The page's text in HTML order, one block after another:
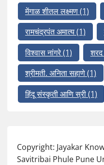
मेंगाळ शीतल लक्ष्मण(1)
रामचंद्रपंत अमात्य(1)
विश्वास नांगरे(1) शरद
श्रीमती. अनिता सहाणे(1)
हिंदू संस्कृती आणि स्री(1)
Copyright: Jayakar
Savitribai Phule Pune